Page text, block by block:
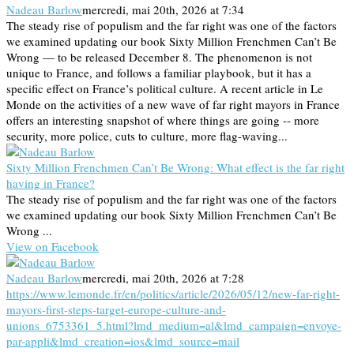
Nadeau Barlowmercredi, mai 20th, 2026 at 7:34
The steady rise of populism and the far right was one of the factors
we examined updating our book Sixty Million Frenchmen Can’t Be
Wrong — to be released December 8. The phenomenon is not
unique to France, and follows a familiar playbook, but it has a
specific effect on France’s political culture. A recent article in Le
Monde on the activities of a new wave of far right mayors in France
offers an interesting snapshot of where things are going -- more
security, more police, cuts to culture, more flag-waving...
Sixty Million Frenchmen Can’t Be Wrong: What effect is the far right
having in France?
The steady rise of populism and the far right was one of the factors
we examined updating our book Sixty Million Frenchmen Can’t Be
Wrong ...
View on Facebook
Nadeau Barlowmercredi, mai 20th, 2026 at 7:28
https://www.lemonde.fr/en/politics/article/2026/05/12/new-far-right-
mayors-first-steps-target-europe-culture-and-
unions_6753361_5.html?lmd_medium=al&lmd_campaign=envoye-
par-appli&lmd_creation=ios&lmd_source=mail